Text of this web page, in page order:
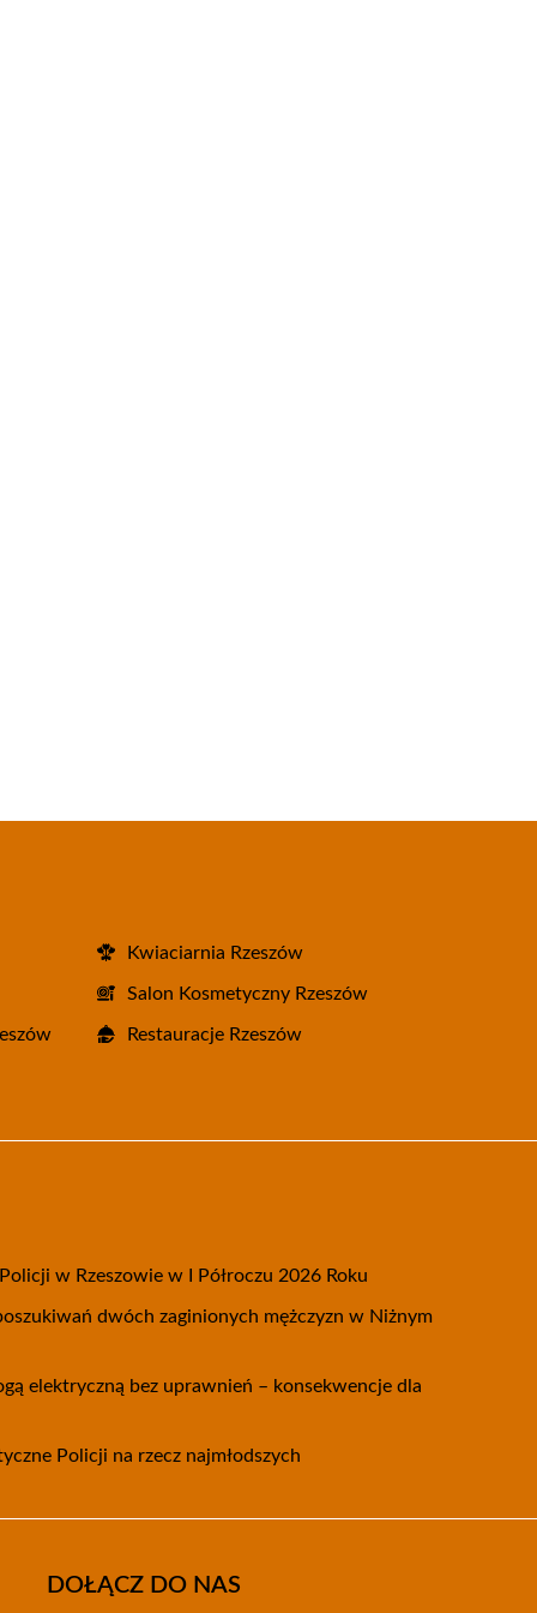
Kwiaciarnia Rzeszów
Salon Kosmetyczny Rzeszów
Restauracje Rzeszów
w Rzeszowie w I Półroczu 2026 Roku
dwóch zaginionych mężczyzn w Niżnym
elektryczną bez uprawnień – konsekwencje dla
Policji na rzecz najmłodszych
DOŁĄCZ DO NAS